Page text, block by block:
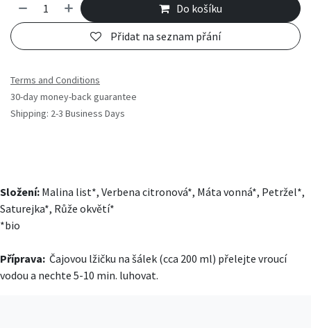
Do košíku
Přidat na seznam přání
Terms and Conditions
30-day money-back guarantee
Shipping: 2-3 Business Days
Složení: Malina list*, Verbena citronová*, Máta vonná*, Petržel*,
Saturejka*, Růže okvětí*
*bio
Příprava: Čajovou lžičku na šálek (cca 200 ml) přelejte vroucí
vodou a nechte 5-10 min. luhovat.